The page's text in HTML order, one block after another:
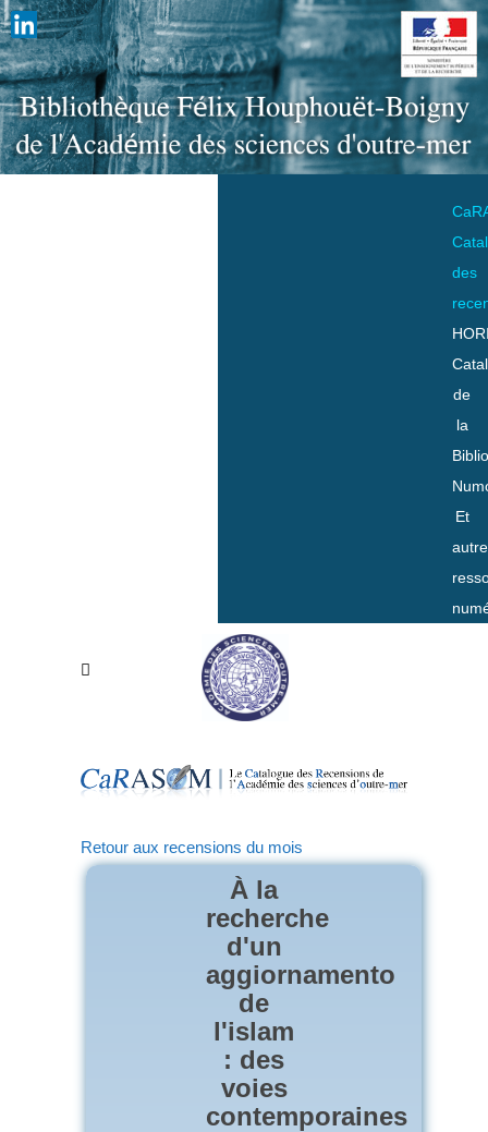
des
de
la
Et
Retour aux recensions du mois
À la
recherche
d'un
aggiornamento
de
l'islam
: des
voies
contemporaines